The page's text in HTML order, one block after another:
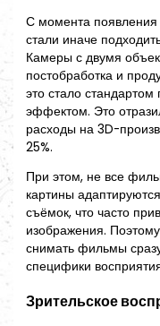
С момента появления
стали иначе
Камеры с двумя
постобработка и
это стало
эффектом. Это
расходы на 3D-
25%.
При этом, не все
картины
съёмок, что часто
изображения.
снимать фильмы
специфики
Зрительское